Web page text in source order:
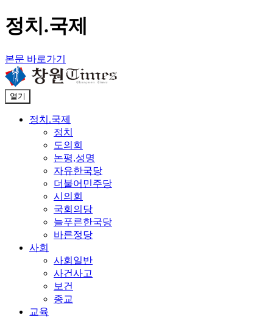
정치.국제
본문 바로가기
열기
정치.국제
정치
도의회
논평,성명
자유한국당
더불어민주당
시의회
국회의당
늘푸른한국당
바른정당
사회
사회일반
사건사고
보건
종교
교육